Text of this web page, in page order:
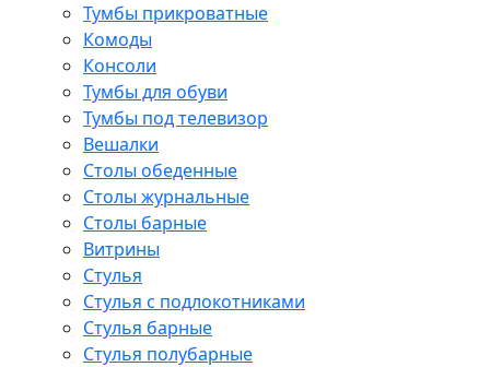
Тумбы прикроватные
Комоды
Консоли
Тумбы для обуви
Тумбы под телевизор
Вешалки
Столы обеденные
Столы журнальные
Столы барные
Витрины
Стулья
Стулья с подлокотниками
Стулья барные
Стулья полубарные